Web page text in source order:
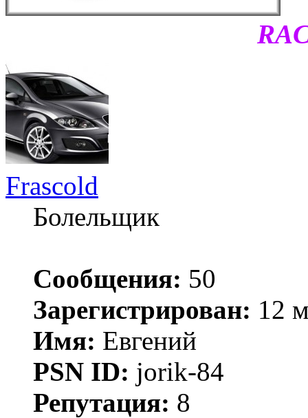
Frascold
Болельщик
Сообщения: 50
Зарегистрирован: 12
Имя: Евгений
PSN ID: jorik-84
Репутация: 8